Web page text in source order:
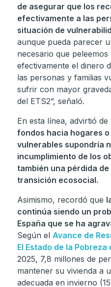
de asegurar que los
efectivamente a las
situación de
aunque pueda parecer
necesario que
efectivamente el dinero
las personas y familias
sufrir con mayor
del ETS2”, señaló.
En esta línea, advirtió de
fondos hacia hogares
vulnerables supondría
incumplimiento de los
también una pérdida
transición ecosocial.
Asimismo, recordó que
continúa siendo un
España que se ha
Según el Avance de
El Estado de la Pobreza
2025, 7,8 millones de
mantener su vivienda a
adecuada en invierno